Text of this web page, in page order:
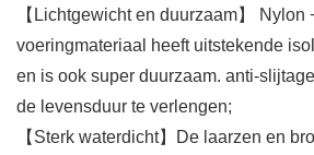
【Lichtgewicht en duurzaam】 Nylon
voeringmateriaal heeft uitstekende
en is ook super duurzaam. anti-
de levensduur te verlengen;
【Sterk waterdicht】De laarzen en